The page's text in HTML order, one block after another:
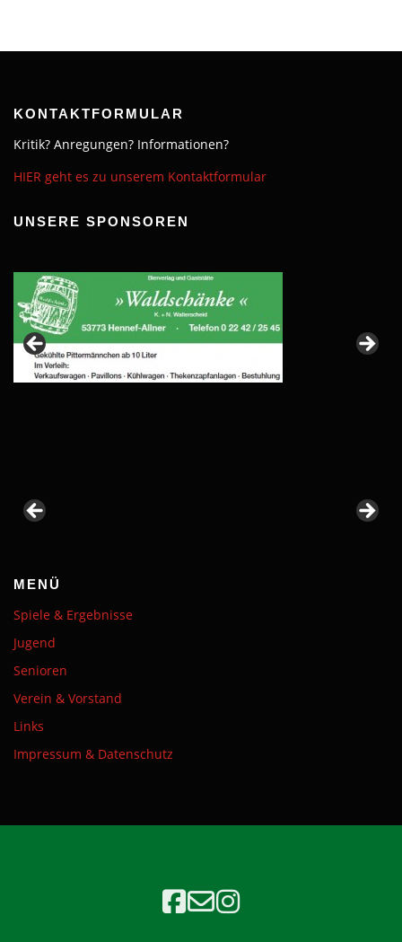
KONTAKTFORMULAR
Kritik? Anregungen? Informationen?
HIER geht es zu unserem Kontaktformular
UNSERE SPONSOREN
MENÜ
Spiele & Ergebnisse
Jugend
Senioren
Verein & Vorstand
Links
Impressum & Datenschutz